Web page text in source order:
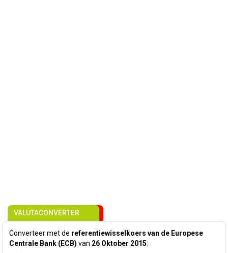
VALUTACONVERTER
Converteer met de referentiewisselkoers van de Europese
Centrale Bank (ECB) van 26 Oktober 2015: